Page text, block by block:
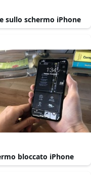
sullo schermo iPhone
bloccato iPhone